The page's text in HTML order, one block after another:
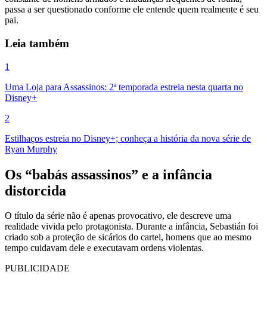
passa a ser questionado conforme ele entende quem realmente é seu
pai.
Leia também
1
Uma Loja para Assassinos: 2ª temporada estreia nesta quarta no
Disney+
2
Estilhaços estreia no Disney+; conheça a história da nova série de
Ryan Murphy
Os “babás assassinos” e a infância
distorcida
O título da série não é apenas provocativo, ele descreve uma
realidade vivida pelo protagonista. Durante a infância, Sebastián foi
criado sob a proteção de sicários do cartel, homens que ao mesmo
tempo cuidavam dele e executavam ordens violentas.
PUBLICIDADE